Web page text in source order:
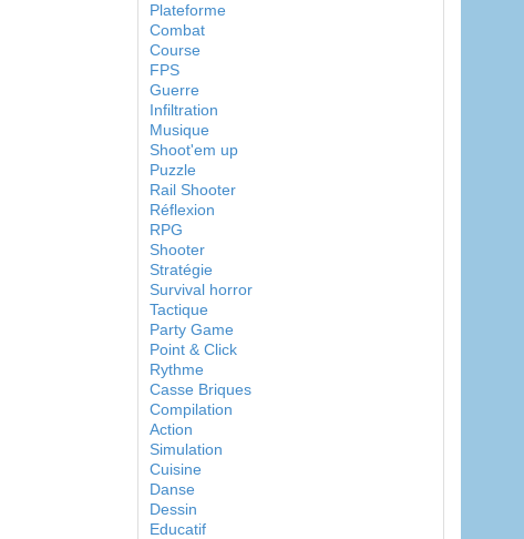
Plateforme
Combat
Course
FPS
Guerre
Infiltration
Musique
Shoot'em up
Puzzle
Rail Shooter
Réflexion
RPG
Shooter
Stratégie
Survival horror
Tactique
Party Game
Point & Click
Rythme
Casse Briques
Compilation
Action
Simulation
Cuisine
Danse
Dessin
Educatif